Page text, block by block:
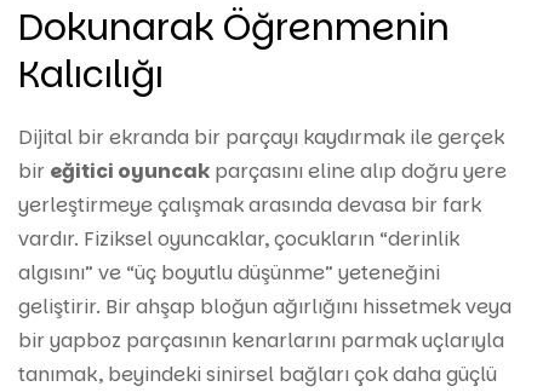
Dokunarak Öğrenmenin
Kalıcılığı
Dijital bir ekranda bir parçayı kaydırmak ile gerçek
bir eğitici oyuncak parçasını eline alıp doğru yere
yerleştirmeye çalışmak arasında devasa bir fark
vardır. Fiziksel oyuncaklar, çocukların “derinlik
algısını” ve “üç boyutlu düşünme” yeteneğini
geliştirir. Bir ahşap bloğun ağırlığını hissetmek veya
bir yapboz parçasının kenarlarını parmak uçlarıyla
tanımak, beyindeki sinirsel bağları çok daha güçlü